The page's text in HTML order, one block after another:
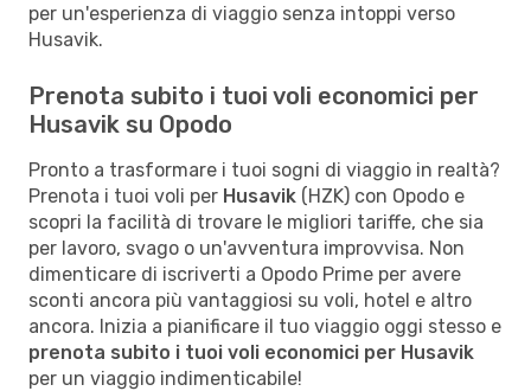
per un'esperienza di viaggio senza intoppi verso
Husavik.
Prenota subito i tuoi voli economici per
Husavik su Opodo
Pronto a trasformare i tuoi sogni di viaggio in realtà?
Prenota i tuoi voli per Husavik (HZK) con Opodo e
scopri la facilità di trovare le migliori tariffe, che sia
per lavoro, svago o un'avventura improvvisa. Non
dimenticare di iscriverti a Opodo Prime per avere
sconti ancora più vantaggiosi su voli, hotel e altro
ancora. Inizia a pianificare il tuo viaggio oggi stesso e
prenota subito i tuoi voli economici per Husavik
per un viaggio indimenticabile!